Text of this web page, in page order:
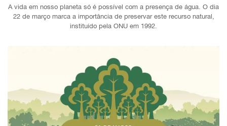
A vida em nosso planeta só é possível com a presença de água. O dia
22 de março marca a importância de preservar este recurso natural,
instituído pela ONU em 1992.